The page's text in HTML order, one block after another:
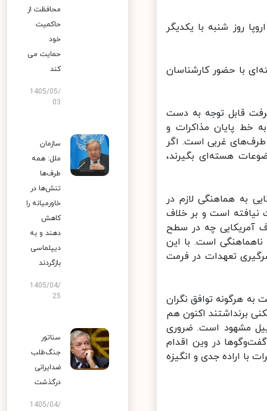
روز شنبه با یکدیگر
با حضور کارشناسان
قابل توجه به دست‌
پایان مذاکرات و
غربی است. اگر
هسته‌ای بگیرند،
به هماهنگی لازم در
است و بر خلاف
چه در سطح
است. با این
تعهدات در فرمت
نسبت به هرگونه توافق نگران
برنداشتند اکنون هم
مشهود است. ضروری
در وین اقدام
با اراده جدی و انگیزه
محافظت از
حاکمیت
خود
حمایت می
کند
1405/05/
03
سازمان
ملل: همه
طرف‌ها
تنش‌ها در
خاورمیانه را
کاهش
دهند و به
دیپلماسی
بازگردند
1405/04/
25
سناتور
جنگ‌طلب
ضدایرانی
درگذشت
1405/04/